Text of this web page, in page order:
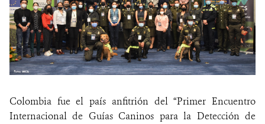
Colombia fue el país anfitrión del “Primer Encuentro
Internacional de Guías Caninos para la Detección de